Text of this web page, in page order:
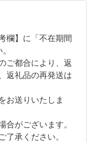
欄】に「不在期間
ご都合により、返
返礼品の再発送は
お送りいたしま
がございます。
了承ください。